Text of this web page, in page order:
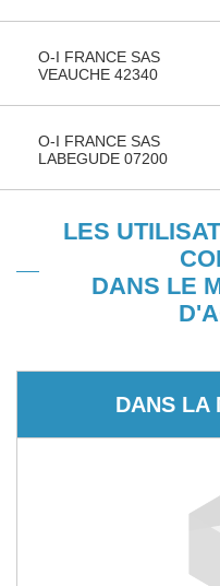
O-I FRANCE SAS
VEAUCHE 42340
O-I FRANCE SAS
LABEGUDE 07200
LES
DANS LE
DANS LA